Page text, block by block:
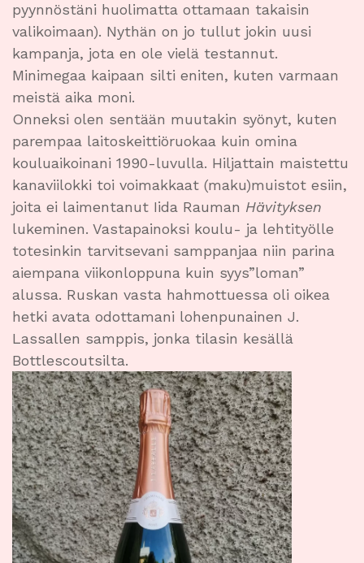
pyynnöstäni huolimatta ottamaan takaisin
valikoimaan). Nythän on jo tullut jokin uusi
kampanja, jota en ole vielä testannut.
Minimegaa kaipaan silti eniten, kuten varmaan
meistä aika moni.
Onneksi olen sentään muutakin syönyt, kuten
parempaa laitoskeittiöruokaa kuin omina
kouluaikoinani 1990-luvulla. Hiljattain maistettu
kanaviilokki toi voimakkaat (maku)muistot esiin,
joita ei laimentanut Iida Rauman Hävityksen
lukeminen. Vastapainoksi koulu- ja lehtityölle
totesinkin tarvitsevani samppanjaa niin parina
aiempana viikonloppuna kuin syys”loman”
alussa. Ruskan vasta hahmottuessa oli oikea
hetki avata odottamani lohenpunainen J.
Lassallen samppis, jonka tilasin kesällä
Bottlescoutsilta.